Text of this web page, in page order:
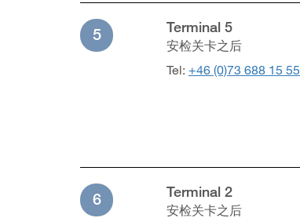
5 Terminal 5
安检关卡之后
Tel: +46 (0)73 688 15 55
6 Terminal 2
安检关卡之后